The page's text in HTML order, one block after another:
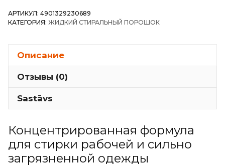
Laundry
Working
для
стирки
сильно
АРТИКУЛ: 4901329230689
КАТЕГОРИЯ: ЖИДКИЙ СТИРАЛЬНЫЙ ПОРОШОК
Описание
Отзывы (0)
Sastāvs
Концентрированная формула
для стирки рабочей и сильно
загрязненной одежды